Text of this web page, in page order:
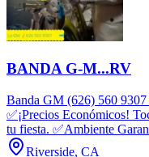
BANDA G-M...RV
Banda GM (626) 560
✅¡Precios Económicos!
tu fiesta. ✅Ambiente
Riverside, CA